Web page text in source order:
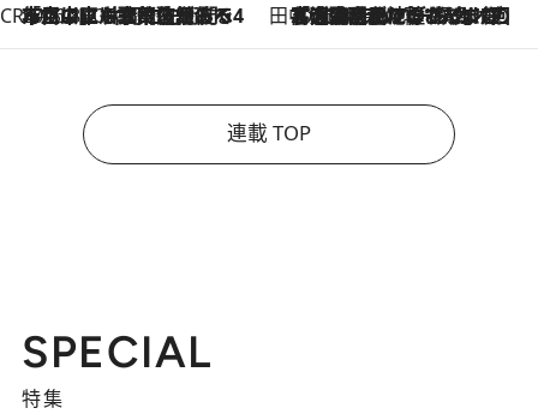
CREA'S CHOICE
2026.8.7
「立川にも歌舞伎があるんだよ」 片岡仁左衛門・市川中車ら豪華座組みで4年目の立川立飛歌舞伎へ 田中稲の勝手に再ブーム
2026.8.7
「湘南乃風に憧れて」観客大盛上がりの“タオル回し”に、ラッパー顔負けの高速歌唱まで…さだまさし（74）のアグレッシブすぎる現在地
連載 TOP
SPECIAL
特集